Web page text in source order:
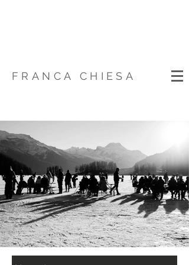
FRANCA CHIESA